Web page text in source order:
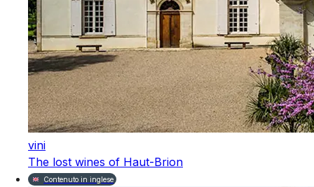
vini
The lost wines of Haut-Brion
Contenuto in inglese